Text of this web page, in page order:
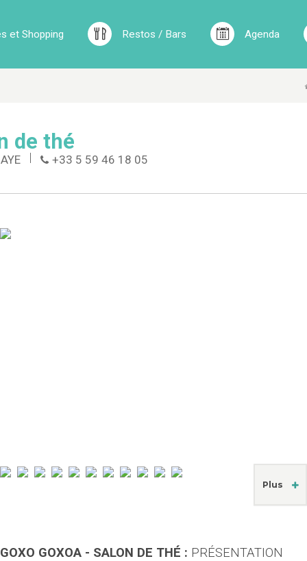
et Shopping Restos / Bars Agenda
de thé
+33 5 59 46 18 05
Plus
GOXO GOXOA - SALON DE THÉ : PRÉSENTATION